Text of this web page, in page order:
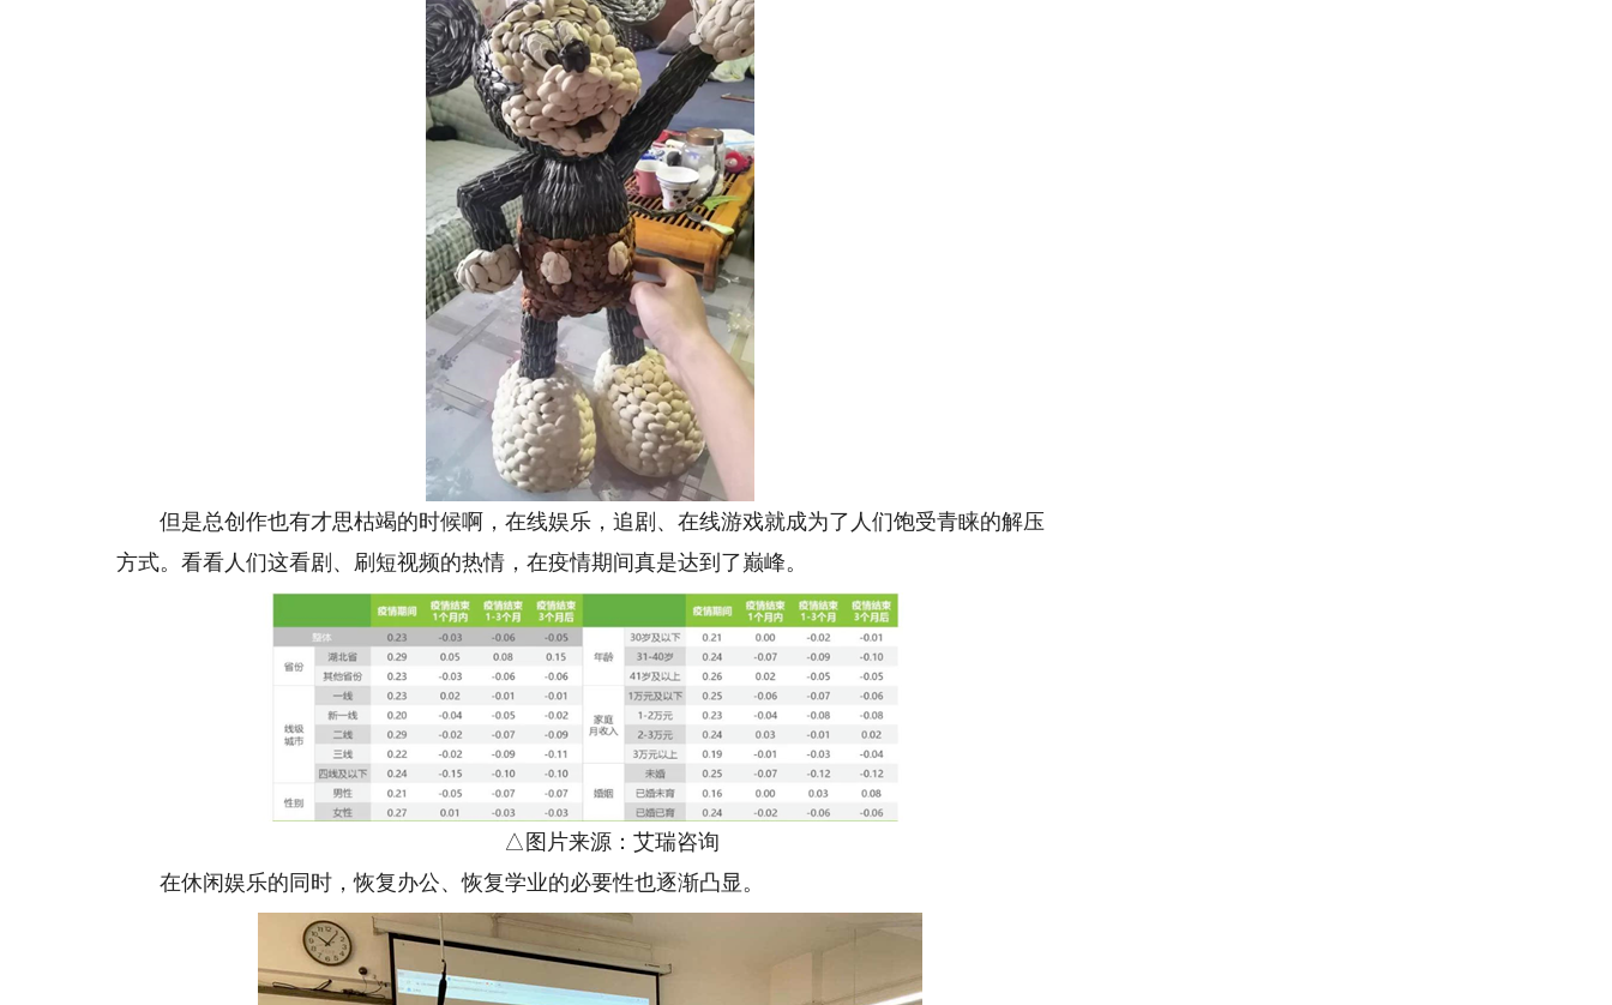
但是总创作也有才思枯竭的时候啊，在线娱乐，追剧、在线游戏就成为了人们饱受青睐的解压
方式。看看人们这看剧、刷短视频的热情，在疫情期间真是达到了巅峰。
△图片来源：艾瑞咨询
在休闲娱乐的同时，恢复办公、恢复学业的必要性也逐渐凸显。